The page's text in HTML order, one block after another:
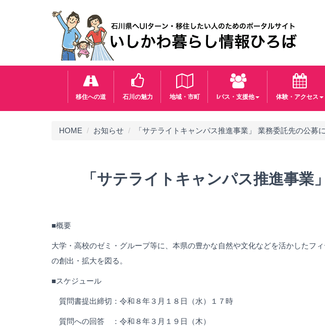
移住への道 石川の魅力 地域・市町 Iパス・支援他 体験・アクセス
HOME お知らせ 「サテライトキャンパス推進事業」 業務委託先の公募
「サテライトキャンパス推進事業
■概要
大学・高校のゼミ・グループ等に、本県の豊かな自然や文化などを活かしたフ
の創出・拡大を図る。
■スケジュール
質問書提出締切：令和８年３月１８日（水）１７時
質問への回答 ：令和８年３月１９日（木）